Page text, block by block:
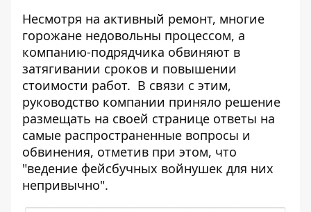
Несмотря на активный ремонт, многие
горожане недовольны процессом, а
компанию-подрядчика обвиняют в
затягивании сроков и повышении
стоимости работ. В связи с этим,
руководство компании приняло решение
размещать на своей странице ответы на
самые распространенные вопросы и
обвинения, отметив при этом, что
"ведение фейсбучных войнушек для них
непривычно".